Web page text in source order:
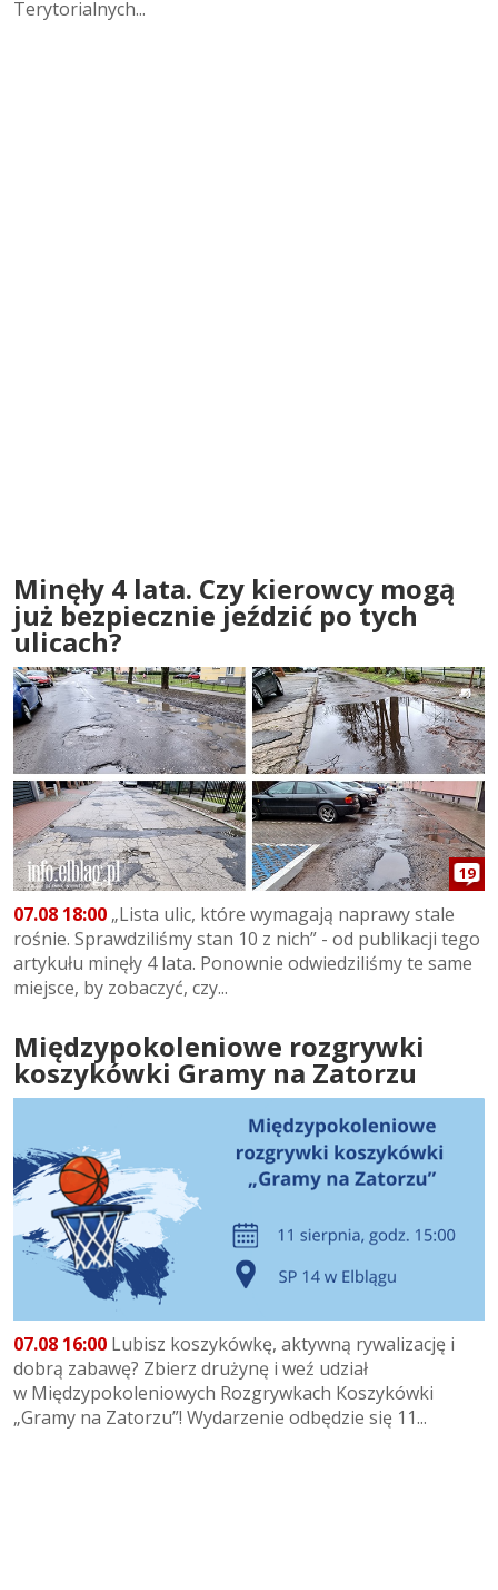
Terytorialnych...
Minęły 4 lata. Czy kierowcy mogą
już bezpiecznie jeździć po tych
ulicach?
19
07.08 18:00 „Lista ulic, które wymagają naprawy stale
rośnie. Sprawdziliśmy stan 10 z nich” - od publikacji tego
artykułu minęły 4 lata. Ponownie odwiedziliśmy te same
miejsce, by zobaczyć, czy...
Międzypokoleniowe rozgrywki
koszykówki Gramy na Zatorzu
07.08 16:00 Lubisz koszykówkę, aktywną rywalizację i
dobrą zabawę? Zbierz drużynę i weź udział
w Międzypokoleniowych Rozgrywkach Koszykówki
„Gramy na Zatorzu”! Wydarzenie odbędzie się 11...